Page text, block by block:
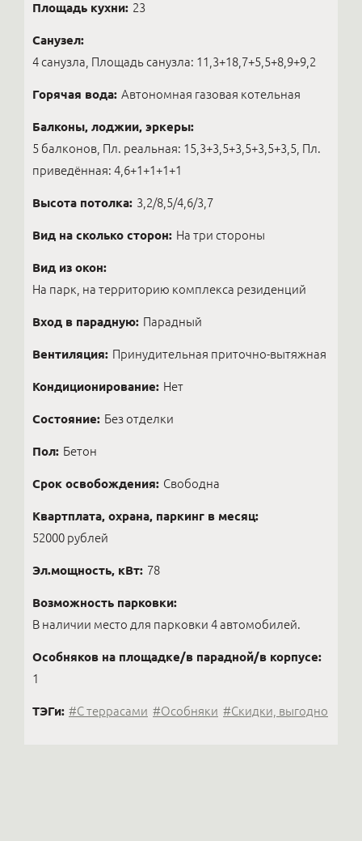
Площадь кухни: 23
Санузел:
4 санузла, Площадь санузла: 11,3+18,7+5,5+8,9+9,2
Горячая вода: Автономная газовая котельная
Балконы, лоджии, эркеры:
5 балконов, Пл. реальная: 15,3+3,5+3,5+3,5+3,5, Пл.
приведённая: 4,6+1+1+1+1
Высота потолка: 3,2/8,5/4,6/3,7
Вид на сколько сторон: На три стороны
Вид из окон:
На парк, на территорию комплекса резиденций
Вход в парадную: Парадный
Вентиляция: Принудительная приточно-вытяжная
Кондиционирование: Нет
Состояние: Без отделки
Пол: Бетон
Срок освобождения: Свободна
Квартплата, охрана, паркинг в месяц:
52000 рублей
Эл.мощность, кВт: 78
Возможность парковки:
В наличии место для парковки 4 автомобилей.
Особняков на площадке/в парадной/в корпусе:
1
ТЭГи: #С террасами #Особняки #Скидки, выгодно